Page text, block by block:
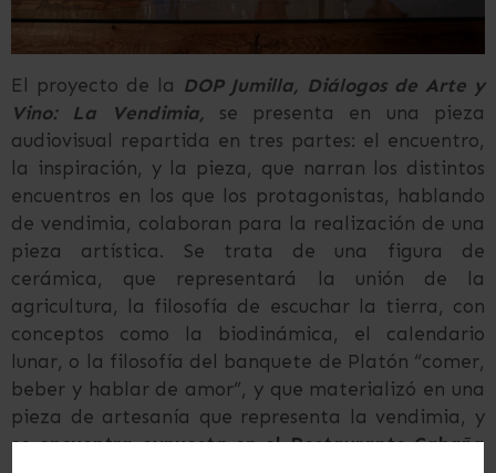
El proyecto de la DOP Jumilla, Diálogos de Arte y
Vino: La Vendimia, se presenta en una pieza
audiovisual repartida en tres partes: el encuentro,
la inspiración, y la pieza, que narran los distintos
encuentros en los que los protagonistas, hablando
de vendimia, colaboran para la realización de una
pieza artística. Se trata de una figura de
cerámica, que representará la unión de la
agricultura, la filosofía de escuchar la tierra, con
conceptos como la biodinámica, el calendario
lunar, o la filosofía del banquete de Platón “comer,
beber y hablar de amor”, y que materializó en una
pieza de artesanía que representa la vendimia, y
se encuentra expuesta en el Restaurante Cabaña